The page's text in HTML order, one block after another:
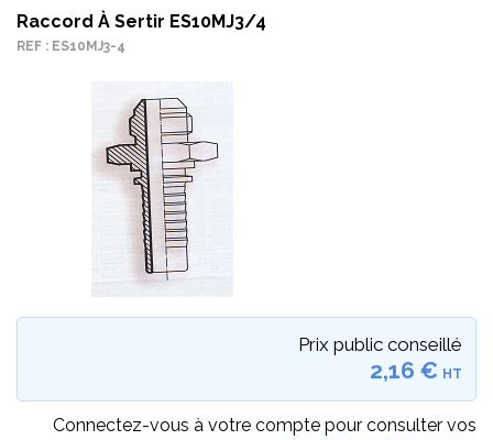
Raccord À Sertir ES10MJ3/4
REF : ES10MJ3-4
Prix public conseillé
2,16 € HT
Connectez-vous à votre compte pour consulter vos